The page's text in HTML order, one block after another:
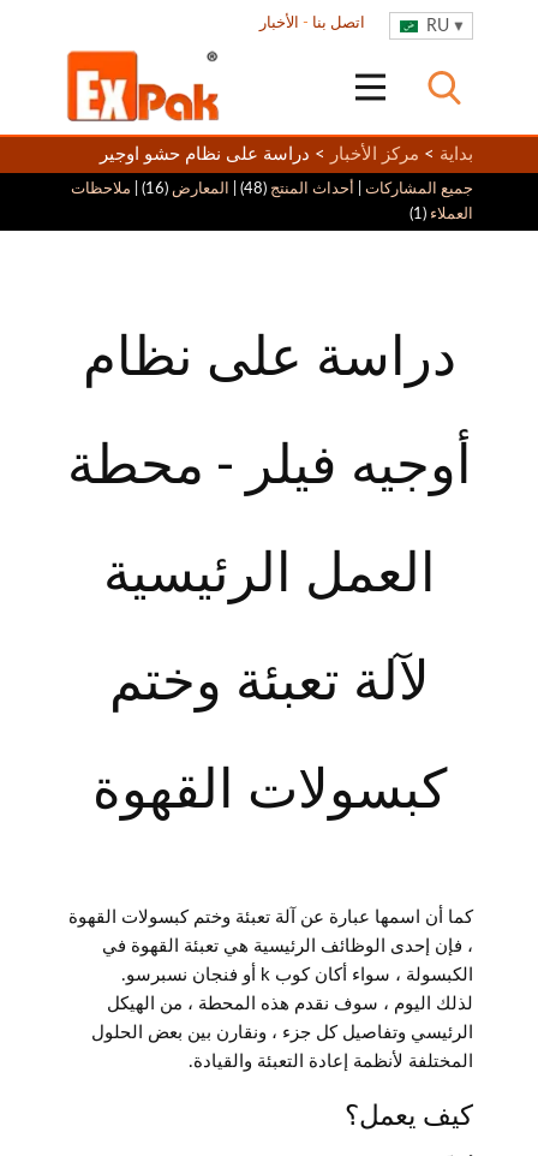
RU اتصل بنا - الأخبار
بداية > مركز الأخبار > دراسة على نظام حشو اوجير
جميع المشاركات أحداث المنتج (48) | المعارض (16) |
ملاحظات
العملاء (1)
دراسة على نظام
أوجيه فيلر - محطة
العمل الرئيسية
لآلة تعبئة وختم
كبسولات القهوة
كما أن اسمها عبارة عن آلة تعبئة وختم كبسولات القهوة
، فإن إحدى الوظائف الرئيسية هي تعبئة القهوة في
الكبسولة ، سواء أكان كوب k أو فنجان نسبرسو.
لذلك اليوم ، سوف نقدم هذه المحطة ، من الهيكل
الرئيسي وتفاصيل كل جزء ، ونقارن بين بعض الحلول
المختلفة لأنظمة إعادة التعبئة والقيادة.
كيف يعمل؟